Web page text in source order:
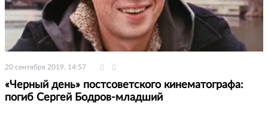
20 сентября 2019, 14:57
«Черный день» постсоветского кинематографа:
погиб Сергей Бодров-младший